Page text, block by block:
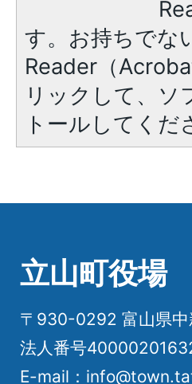
す。お持ちでな
Reader（
リックして、ソ
トールしてくだ
立山町役場
〒930-0292 富山県
法人番号
E-mail：